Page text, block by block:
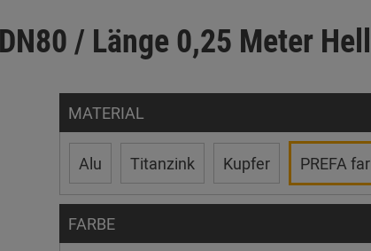
/ Länge 0,25 Meter
MATERIAL
Alu Titanzink Kupfer PREFA
FARBE